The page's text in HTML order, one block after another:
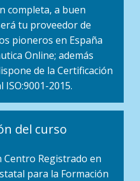
completa, a buen
tu proveedor de
pioneros en España
Online; además
de la Certificación
2015.
del curso
Centro Registrado en
para la Formación